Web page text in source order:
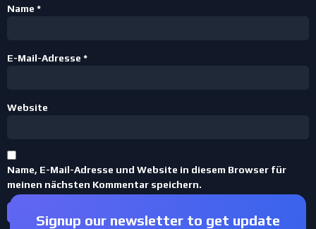
Name *
E-Mail-Adresse *
Website
Name, E-Mail-Adresse und Website in diesem Browser für
meinen nächsten Kommentar speichern.
Signup our newsletter to get update